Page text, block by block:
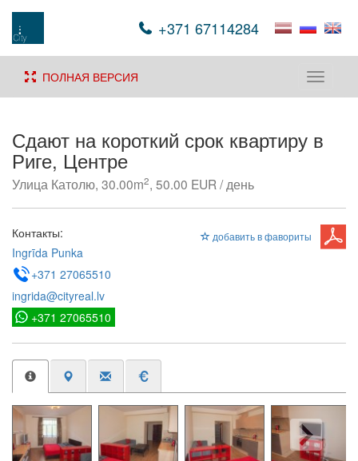
+371 67114284
Toggle
ПОЛНАЯ ВЕРСИЯ
Сдают на короткий срок квартиру в
Риге, Центре
Улица Католю, 30.00m2, 50.00 EUR / день
добавить в фавориты
Контакты:
Ingrīda Punka
+371 27065510
ingrida@cityreal.lv
+371 27065510